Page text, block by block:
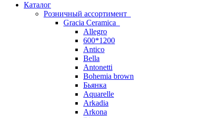
Каталог
Розничный ассортимент
Gracia Ceramica
Allegro
600*1200
Antico
Bella
Antonetti
Bohemia brown
Бьянка
Aquarelle
Arkadia
Arkona